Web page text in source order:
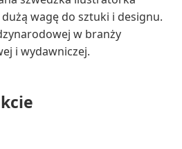
wagę do sztuki i designu.
w branży
i wydawniczej.